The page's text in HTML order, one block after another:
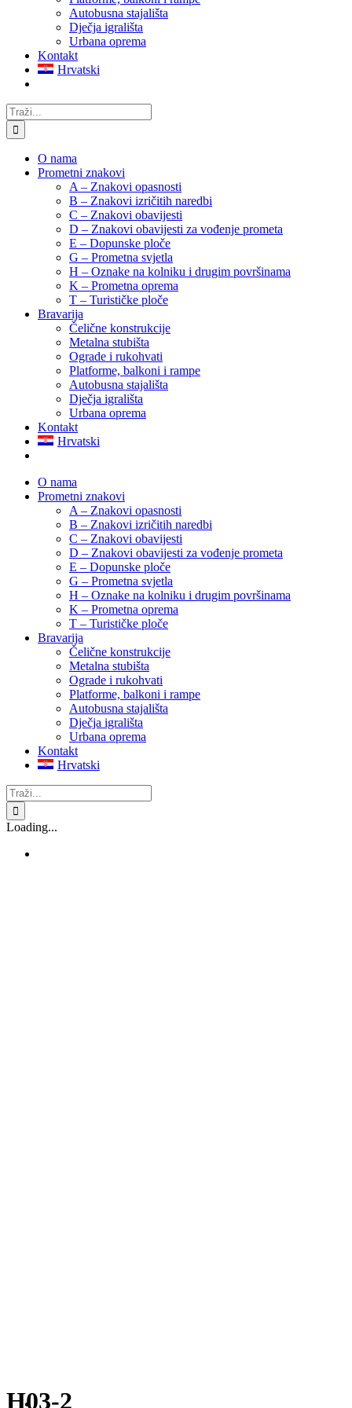
Autobusna stajališta
Dječja igrališta
Urbana oprema
Kontakt
Hrvatski
Traži...
O nama
Prometni znakovi
A – Znakovi opasnosti
B – Znakovi izričitih naredbi
C – Znakovi obavijesti
D – Znakovi obavijesti za vođenje prometa
E – Dopunske ploče
G – Prometna svjetla
H – Oznake na kolniku i drugim površinama
K – Prometna oprema
T – Turističke ploče
Bravarija
Čelične konstrukcije
Metalna stubišta
Ograde i rukohvati
Platforme, balkoni i rampe
Autobusna stajališta
Dječja igrališta
Urbana oprema
Kontakt
Hrvatski
O nama
Prometni znakovi
A – Znakovi opasnosti
B – Znakovi izričitih naredbi
C – Znakovi obavijesti
D – Znakovi obavijesti za vođenje prometa
E – Dopunske ploče
G – Prometna svjetla
H – Oznake na kolniku i drugim površinama
K – Prometna oprema
T – Turističke ploče
Bravarija
Čelične konstrukcije
Metalna stubišta
Ograde i rukohvati
Platforme, balkoni i rampe
Autobusna stajališta
Dječja igrališta
Urbana oprema
Kontakt
Hrvatski
Traži...
Loading...
H03-2